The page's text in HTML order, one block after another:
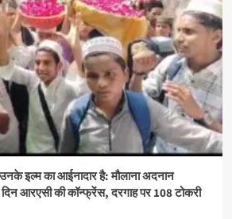
इल्म का आईनादार है: मौलाना अदनान
आरएसी की कॉन्फ्रेंस, दरगाह पर 108 टोकरी